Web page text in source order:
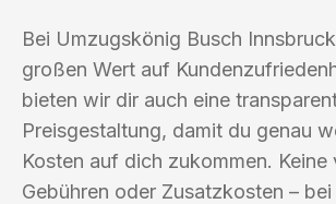
Bei Umzugskönig Busch
großen Wert auf
bieten wir dir auch eine
Preisgestaltung, damit du genau
Kosten auf dich zukommen. Keine
Gebühren oder Zusatzkosten –